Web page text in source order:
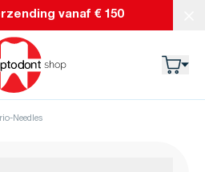
vanaf € 150
Septodont
Needles